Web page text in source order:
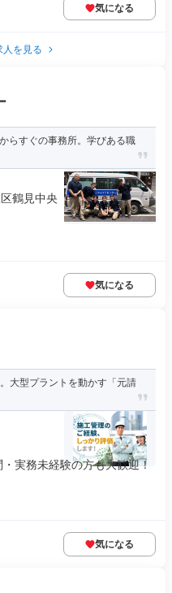
気になる
人を見る
すぐの事務所。学びある職
鶴見中央
気になる
大型プラントを動かす「元請
実務未経験の方も大歓迎！
気になる